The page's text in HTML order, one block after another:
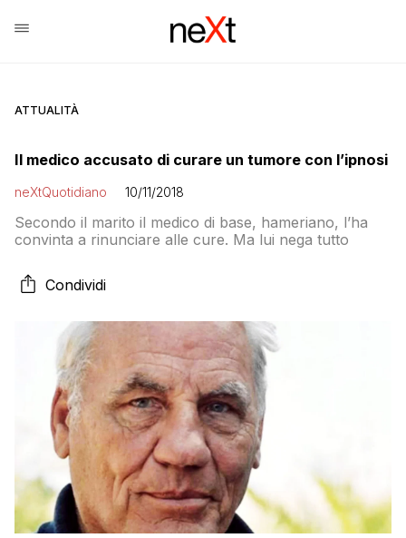
ATTUALITÀ
Il medico accusato di curare un tumore con l’ipnosi
neXtQuotidiano 10/11/2018
Secondo il marito il medico di base, hameriano, l’ha
convinta a rinunciare alle cure. Ma lui nega tutto
Condividi